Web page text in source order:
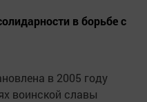
в борьбе с
в 2005 году
воинской славы